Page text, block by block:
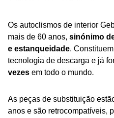
Os autoclismos de interior
mais de 60 anos, sinónimo
e estanqueidade.
tecnologia de descarga e já
vezes em todo o mundo.
As peças de substituição
anos e são retrocompatíveis,